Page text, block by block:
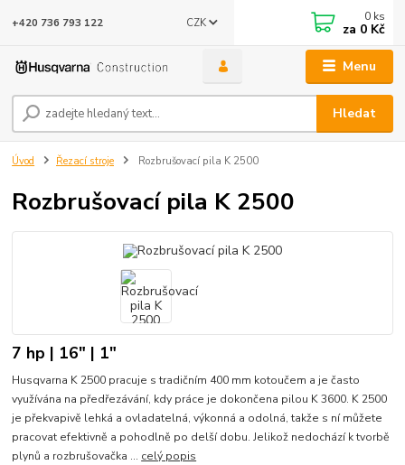
Menu
CZK
Hledat
+420 736 793 122 0 ks
za 0 Kč
Úvod Řezací stroje Rozbrušovací pila K 2500
Rozbrušovací pila K 2500
7 hp | 16" | 1"
Husqvarna K 2500 pracuje s tradičním 400 mm kotoučem a je často
využívána na předřezávání, kdy práce je dokončena pilou K 3600. K 2500
je překvapivě lehká a ovladatelná, výkonná a odolná, takže s ní můžete
pracovat efektivně a pohodlně po delší dobu. Jelikož nedochází k tvorbě
plynů a rozbrušovačka ... celý popis